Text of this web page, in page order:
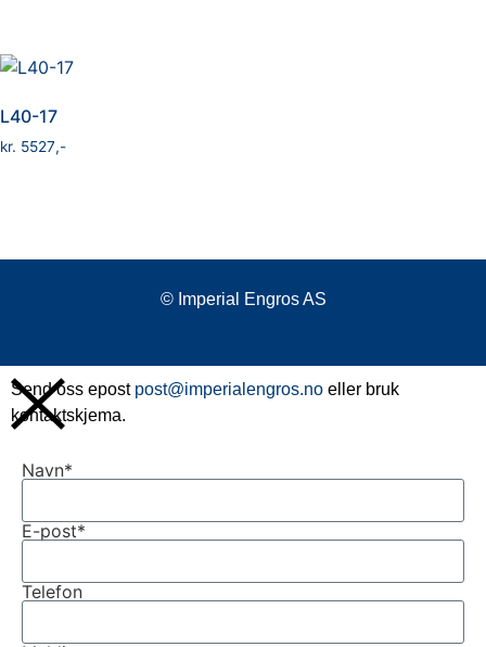
L40-17
kr 5527
© Imperial Engros AS
Send oss epost post@imperialengros.no eller bruk
kontaktskjema.
Navn*
E-post*
Telefon